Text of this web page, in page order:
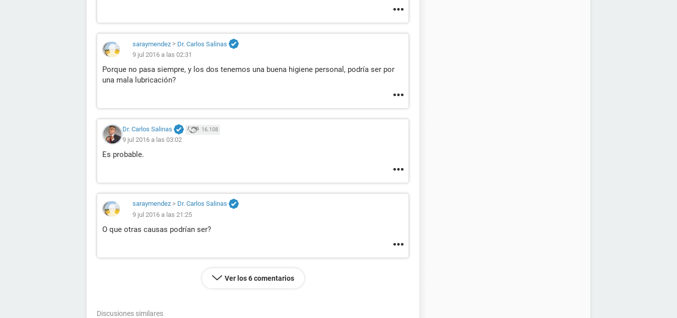
saraymendez > Dr. Carlos Salinas
9 jul 2016 a las 02:31
Porque no pasa siempre, y los dos tenemos una buena higiene personal, podría ser por
una mala lubricación?
Dr. Carlos Salinas 16.108
9 jul 2016 a las 03:02
Es probable.
saraymendez > Dr. Carlos Salinas
9 jul 2016 a las 21:25
O que otras causas podrían ser?
Ver los 6 comentarios
Discusiones similares